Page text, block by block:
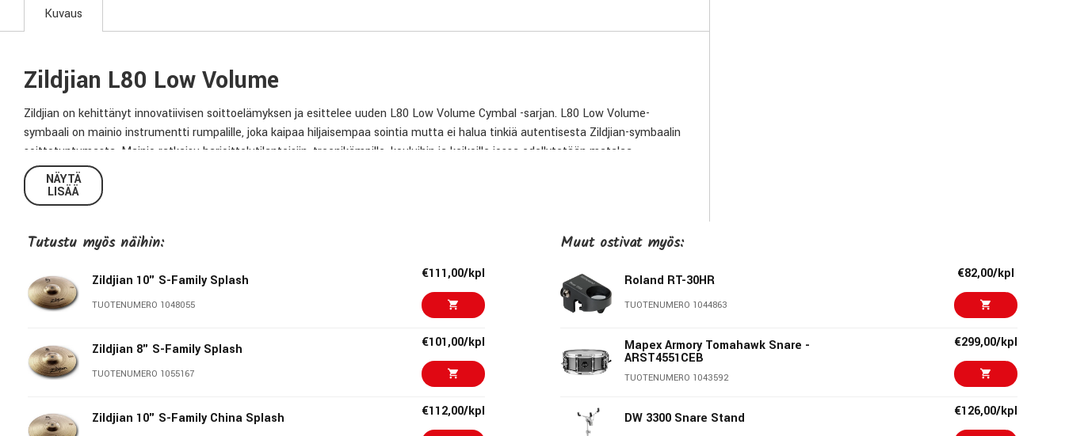
Kuvaus
Zildjian L80 Low Volume
Zildjian on kehittänyt innovatiivisen soittoelämyksen ja esittelee uuden L80 Low Volume Cymbal -sarjan. L80 Low Volume-
symbaali on mainio instrumentti rumpalille, joka kaipaa hiljaisempaa sointia mutta ei halua tinkiä autentisesta Zildjian-symbaalin
soittotuntumasta. Mainio ratkaisu harjoittelutilanteisiin, treenikämpille, kouluihin ja keikoille jossa edellytetään matalaa
äänenvoimakkuutta.p>
Zildjian 10” Low Volume Splash
Ideaalinen symbaali harjoitus- ja opetuskäyttöön, pienille keikoille tai stacker cymbal-käyttöön.
Tekniset tiedot:
Paksuus:Thin
Zildjian - Genuine Turkish Cymbals Made In USA
NÄYTÄ
LISÄÄ
Tutustu myös näihin:
Zildjian 10" S-Family Splash
TUOTENUMERO 1048055
€111,00/kpl
Zildjian 8" S-Family Splash
TUOTENUMERO 1055167
€101,00/kpl
Zildjian 10" S-Family China Splash €112,00/kpl
Muut ostivat myös:
Roland RT-30HR
TUOTENUMERO 1044863
€82,00/kpl
Mapex Armory Tomahawk Snare -
ARST4551CEB
TUOTENUMERO 1043592
€299,00/kpl
DW 3300 Snare Stand €126,00/kpl